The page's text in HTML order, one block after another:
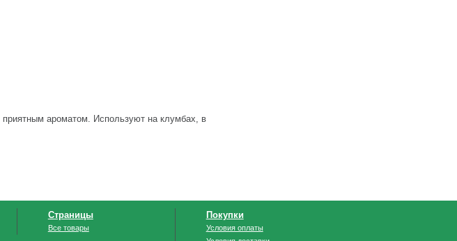
ароматом. Используют на клумбах, в
Страницы
Все товары
Покупки
Условия оплаты